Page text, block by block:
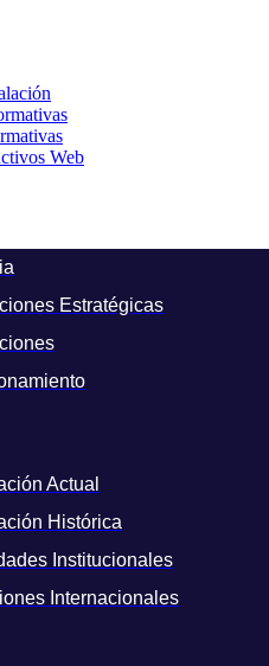
Web
Estratégicas
Actual
Histórica
Institucionales
Internacionales